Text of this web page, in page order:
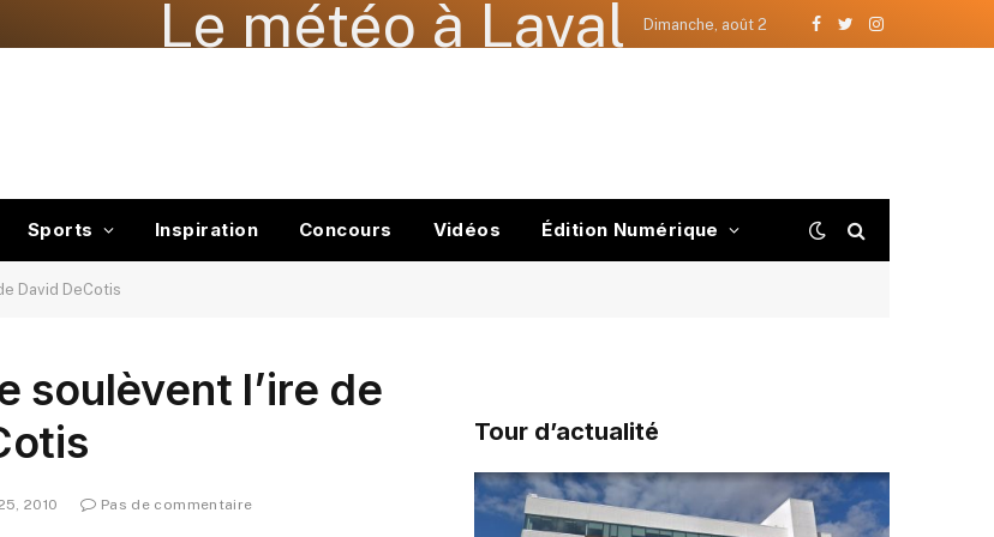
Le météo à Laval Dimanche, août 2
Facebook
TwitterInstagram
Sports Inspiration Concours Vidéos Édition Numérique
David DeCotis
soulèvent l’ire de
2010 Pas de commentaire
Tour d’actualité